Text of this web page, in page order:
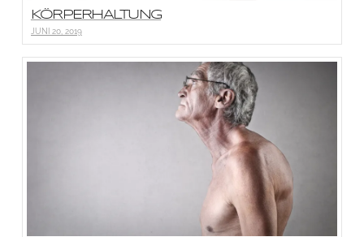
KÖRPERHALTUNG
JUNI 20, 2019